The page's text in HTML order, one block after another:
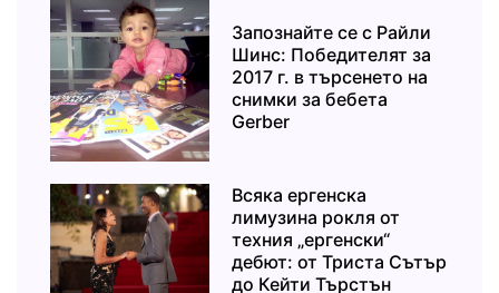
Запознайте се с Райли
Шинс: Победителят за
2017 г. в търсенето на
снимки за бебета
Gerber
Всяка ергенска
лимузина рокля от
техния „ергенски“
дебют: от Триста Сътър
до Кейти Търстън